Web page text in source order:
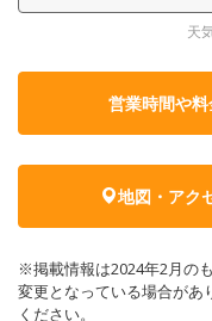
天
営業時間や
地図・アク
※掲載情報は2024年2月の
変更となっている場合があ
ください。